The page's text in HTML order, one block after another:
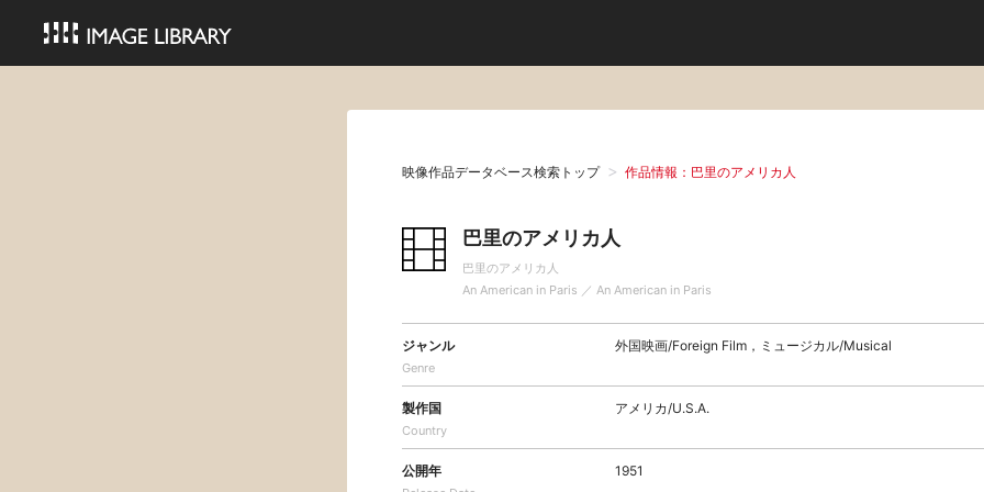
映像作品データベース検索トップ 作品情報：巴里のアメリカ人
巴里のアメリカ人
巴里のアメリカ人
An American in Paris ／ An American in Paris
ジャンル
Genre
外国映画/Foreign Film，ミュージカル/Musical
製作国
Country
アメリカ/U.S.A.
公開年 1951